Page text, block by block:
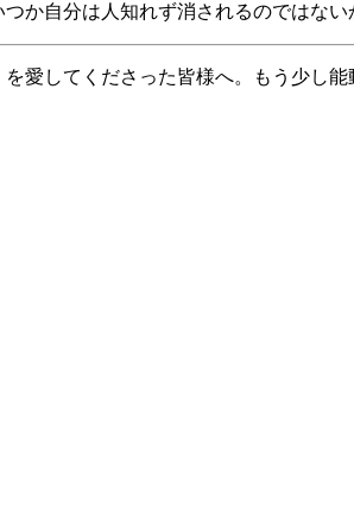
か自分は人知れず消されるのではな
愛してくださった皆様へ。もう少し